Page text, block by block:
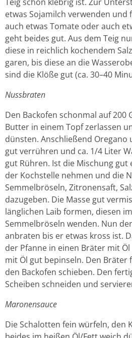
etwas Sojamilch verwenden und
auch etwas Tomate oder auch
geht beides gut. Aus dem Teig
diese in reichlich kochendem
garen, bis diese an die
sind die Klöße gut (ca. 30–40
Nussbraten
Den Backofen schonmal auf 200
Butter in einem Topf zerlassen
dünsten. Anschließend Oregano
gut verrühren und ca. 1/4 Liter
gut Rühren. Ist die Mischung gut
der Kochstelle nehmen und die
Semmelbröseln, Zitronensaft,
dazugeben. Die Masse gut
länglichen Laib formen, diesen
Semmelbröseln wenden. Nun
anbraten bis er etwas kross ist.
der Pfanne in einen Bräter mit
mit Öl gut bepinseln. Den Bräter
den Backofen schieben. Den
Scheiben schneiden und
Maronensauce
Die Schalotten fein würfeln, den